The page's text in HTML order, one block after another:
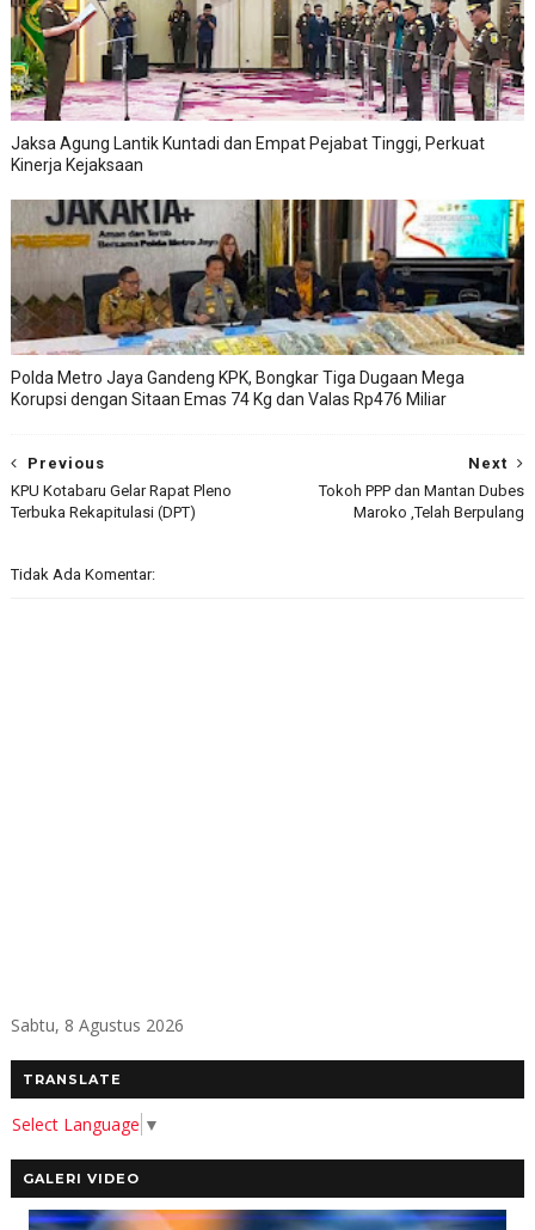
Jaksa Agung Lantik Kuntadi dan Empat Pejabat Tinggi, Perkuat
Kinerja Kejaksaan
Polda Metro Jaya Gandeng KPK, Bongkar Tiga Dugaan Mega
Korupsi dengan Sitaan Emas 74 Kg dan Valas Rp476 Miliar
Next
Tokoh PPP dan Mantan Dubes
Maroko ,Telah Berpulang
Previous
KPU Kotabaru Gelar Rapat Pleno
Terbuka Rekapitulasi (DPT)
Tidak Ada Komentar:
Sabtu, 8 Agustus 2026
TRANSLATE
Select Language ▼
GALERI VIDEO